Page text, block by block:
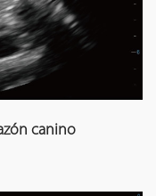
canino